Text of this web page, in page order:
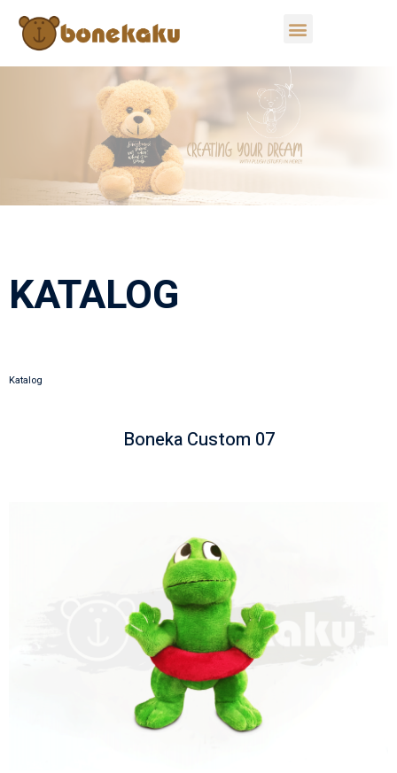
KATALOG
Katalog
Boneka Custom 07